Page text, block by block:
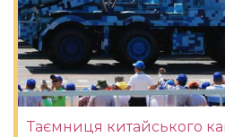
Таємниця китайського